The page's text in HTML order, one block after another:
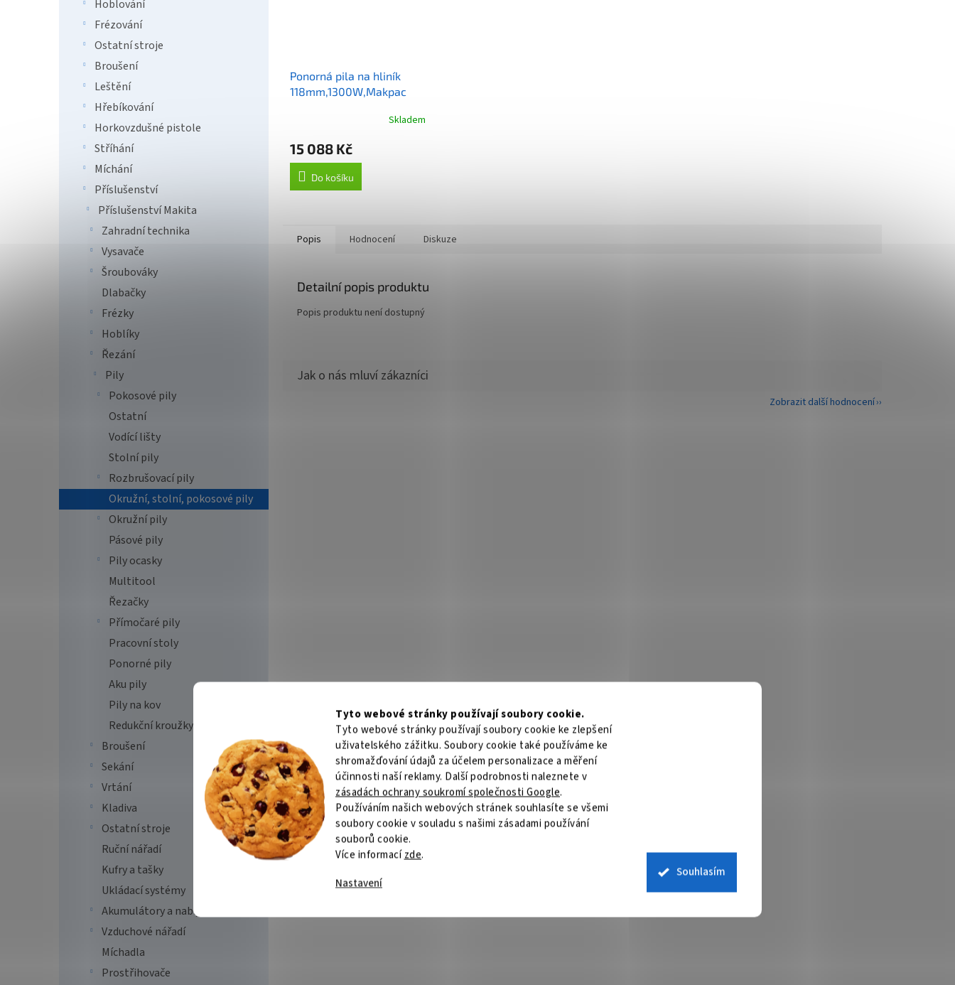
Tyto webové stránky používají soubory cookie.
Tyto webové stránky používají soubory cookie ke zlepšení
uživatelského zážitku. Soubory cookie také používáme ke
shromažďování údajů za účelem personalizace a měření
účinnosti naší reklamy. Další podrobnosti naleznete v
zásadách ochrany soukromí společnosti Google.
Používáním našich webových stránek souhlasíte se všemi
soubory cookie v souladu s našimi zásadami používání
souborů cookie.
Více informacízde.
Nastavení
Souhlasím
Hoblování
Frézování
Ostatní stroje
Broušení
Leštění
Hřebíkování
Horkovzdušné pistole
Stříhání
Míchání
Příslušenství
Příslušenství Makita
Zahradní technika
Vysavače
Šroubováky
Dlabačky
Frézky
Hoblíky
Řezání
Pily
Pokosové pily
Ostatní
Vodící lišty
Stolní pily
Rozbrušovací pily
Okružní, stolní, pokosové pily
Okružní pily
Pásové pily
Pily ocasky
Multitool
Řezačky
Přímočaré pily
Pracovní stoly
Ponorné pily
Aku pily
Pily na kov
Redukční kroužky
Broušení
Sekání
Vrtání
Kladiva
Ostatní stroje
Ruční nářadí
Kufry a tašky
Ukládací systémy
Akumulátory a nabíječky
Vzduchové nářadí
Míchadla
Prostřihovače
Ponorná pila na hliník
118mm,1300W,Makpac
Skladem
15 088 Kč
Do košíku
Popis Hodnocení Diskuze
Detailní popis produktu
Popis produktu není dostupný
Zobrazit další hodnocení